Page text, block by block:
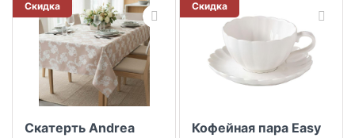
Скидка
Скатерть Andrea
Скидка
Кофейная пара Easy